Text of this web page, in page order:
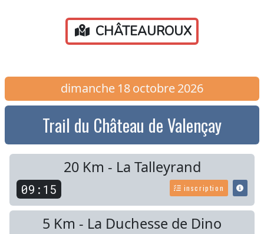
CHÂTEAUROUX
dimanche 18octobre2026
Trail du Château de Valençay
20 Km - La Talleyrand
09:15 inscription
5 Km - La Duchesse de Dino